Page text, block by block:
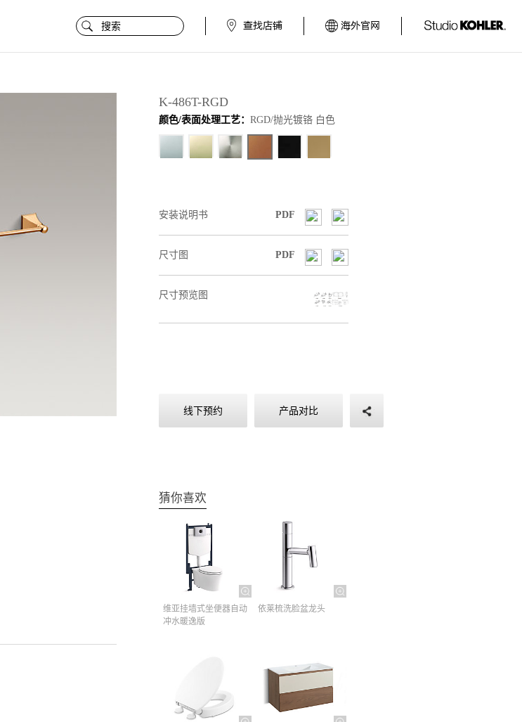
查找店铺 海外官网
K-486T-RGD
颜色/表面处理工艺： RGD/抛光镀铬 白色
安装说明书 PDF
尺寸图 PDF
尺寸预览图
线下预约 产品对比
猜你喜欢
维亚挂墙式坐便器自动
冲水暖逸版
依莱梳洗脸盆龙头